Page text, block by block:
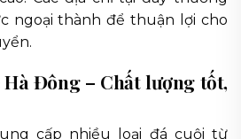
ngoại thành để thuận lợi cho
Đông – Chất lượng tốt,
cấp nhiều loại đá cuội từ